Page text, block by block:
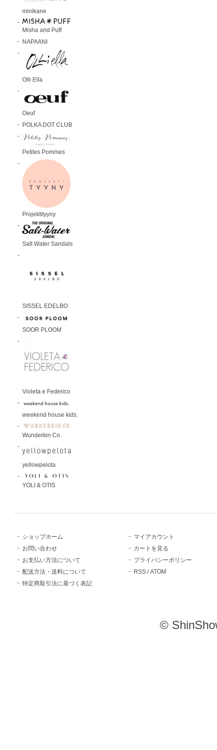
minikane
Misha and Puff
NAPAANI
Olli Ella
Oeuf
POLKA DOT CLUB
Petites Pommes
Projektityyny
Salt Water Sandals
SISSEL EDELBO
SOOR PLOOM
Violeta e Federico
weekend house kids.
Wunderkin Co.
yellowpelota
YOLI & OTIS
ショップホーム
お問い合わせ
お支払い方法について
配送方法・送料について
特定商取引法に基づく表記
マイアカウント
カートを見る
プライバシーポリシー
RSS /ATOM
©